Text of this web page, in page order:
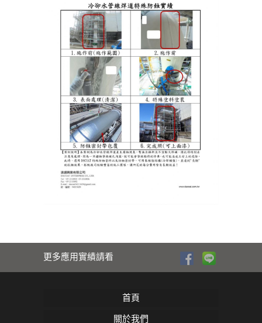
更多應用實績請看
首頁
關於我們